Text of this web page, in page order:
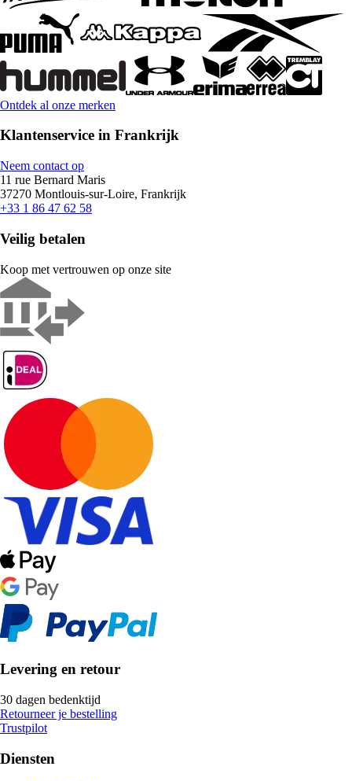
Ontdek al onze merken
Klantenservice in Frankrijk
Neem contact op
11 rue Bernard Maris
37270 Montlouis-sur-Loire, Frankrijk
+33 1 86 47 62 58
Veilig betalen
Koop met vertrouwen op onze site
Levering en retour
30 dagen bedenktijd
Retourneer je bestelling
Trustpilot
Diensten